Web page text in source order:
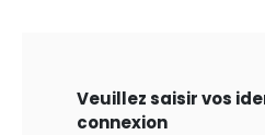
Veuillez saisir vos
connexion